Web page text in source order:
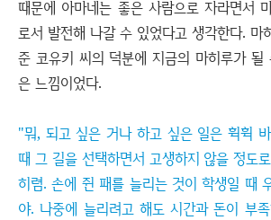
때문에 아마네는 좋은 사람으로 자라면서
로서 발전해 나갈 수 있었다고 생각한다. 마
준 코유키 씨의 덕분에 지금의 마히루가 될
은 느낌이었다.
"뭐, 되고 싶은 거나 하고 싶은 일은 휙휙
때 그 길을 선택하면서 고생하지 않을 정도
히렴. 손에 쥔 패를 늘리는 것이 학생일 때
야. 나중에 늘리려고 해도 시간과 돈이 부